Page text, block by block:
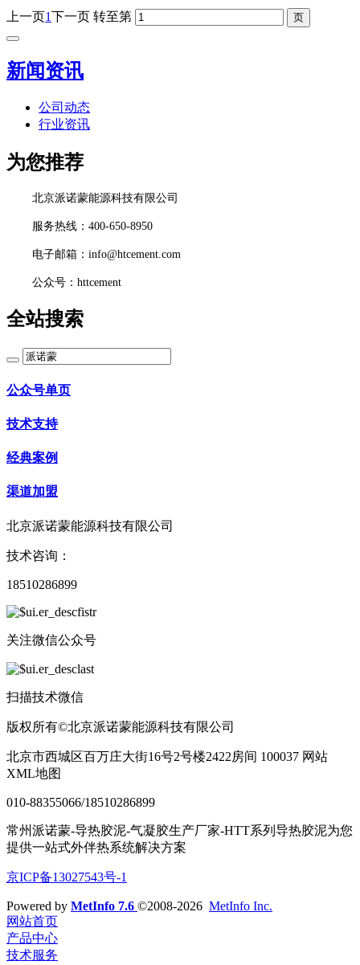
上一页1下一页 转至第
新闻资讯
公司动态
行业资讯
为您推荐
北京派诺蒙能源科技有限公司
服务热线：400-650-8950
电子邮箱：info@htcement.com
公众号：httcement
全站搜索
公众号单页
技术支持
经典案例
渠道加盟
北京派诺蒙能源科技有限公司
技术咨询：
18510286899
关注微信公众号
扫描技术微信
版权所有©北京派诺蒙能源科技有限公司
北京市西城区百万庄大街16号2号楼2422房间 100037 网站
XML地图
010-88355066/18510286899
常州派诺蒙-导热胶泥-气凝胶生产厂家-HTT系列导热胶泥为您
提供一站式外伴热系统解决方案
京ICP备13027543号-1
Powered by MetInfo 7.6 ©2008-2026 MetInfo Inc.
网站首页
产品中心
技术服务